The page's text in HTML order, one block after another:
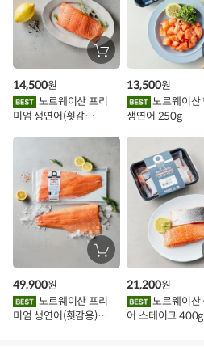
인
이
트
장
바
에
담
노르웨이산 프리
미엄 생연어(횟감
14,500원
노르웨이산 한입
생연어 250g
13,500원
장
바
에
담
기
노르웨이산 프리
미엄 생연어(횟감용)
49,900원
노르웨이산 생연
어 스테이크
21,200원